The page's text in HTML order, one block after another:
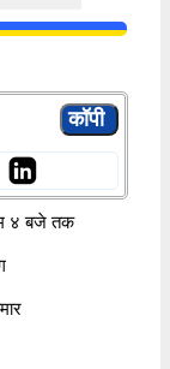
४ बजे तक